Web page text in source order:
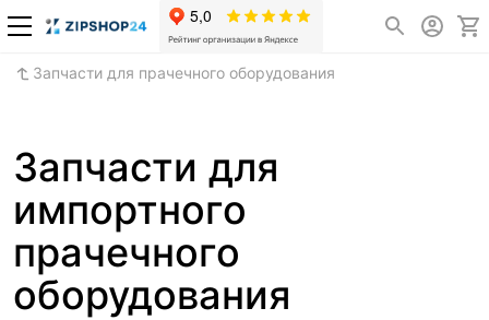
Запчасти для прачечного оборудования
Запчасти для
импортного
прачечного
оборудования